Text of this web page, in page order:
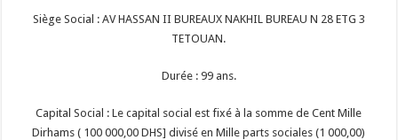
Siège Social : AV HASSAN II BUREAUX NAKHIL BUREAU N 28 ETG 3
TETOUAN.
Durée : 99 ans.
Capital Social : Le capital social est fixé à la somme de Cent Mille
Dirhams ( 100 000,00 DHS] divisé en Mille parts sociales (1 000,00)